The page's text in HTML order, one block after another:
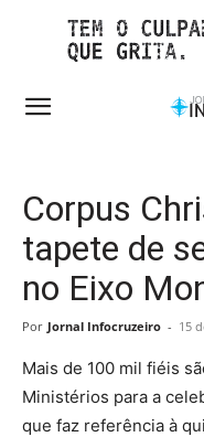
Corpus
tapete de
no Eixo
Por Jornal Infocruzeiro - 15
Mais de 100 mil fiéis
Ministérios para a
que faz referência à